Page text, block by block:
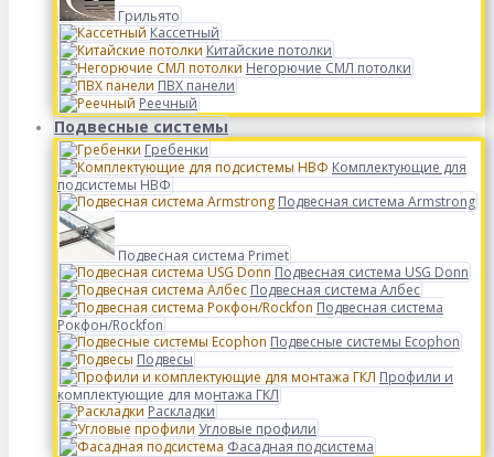
Грильято
Кассетный
Китайские потолки
Негорючие СМЛ потолки
ПВХ панели
Реечный
Подвесные системы
Гребенки
Комплектующие для
подсистемы НВФ
Подвесная система Armstrong
Подвесная система Primet
Подвесная система USG Donn
Подвесная система Албес
Подвесная система
Рокфон/Rockfon
Подвесные системы Ecophon
Подвесы
Профили и
комплектующие для монтажа ГКЛ
Раскладки
Угловые профили
Фасадная подсистема